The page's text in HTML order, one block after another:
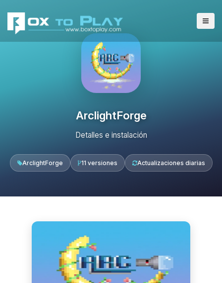
ArclightForge
Detalles e instalación
ArclightForge 11 versiones Actualizaciones diarias